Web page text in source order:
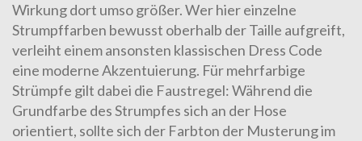
Wirkung dort umso größer. Wer hier einzelne
Strumpffarben bewusst oberhalb der Taille aufgreift,
verleiht einem ansonsten klassischen Dress Code
eine moderne Akzentuierung. Für mehrfarbige
Strümpfe gilt dabei die Faustregel: Während die
Grundfarbe des Strumpfes sich an der Hose
orientiert, sollte sich der Farbton der Musterung im